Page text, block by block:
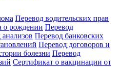
Перевод водительских прав
о рождении Перевод
Перевод банковских
Перевод договоров и
болезни Перевод
Сертификат о вакцинации от